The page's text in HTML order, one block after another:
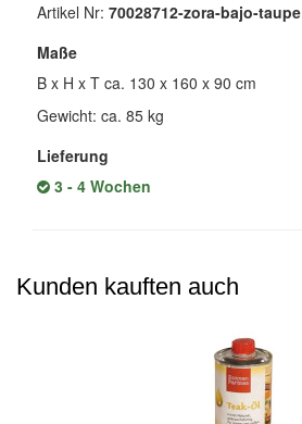
Artikel Nr: 70028712-zora-bajo-taupe
Maße
B x H x T ca. 130 x 160 x 90 cm
Gewicht: ca. 85 kg
Lieferung
3 - 4 Wochen
Kunden kauften auch